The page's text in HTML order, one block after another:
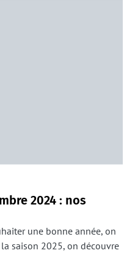
2024 : nos
une bonne année, on
saison 2025, on découvre